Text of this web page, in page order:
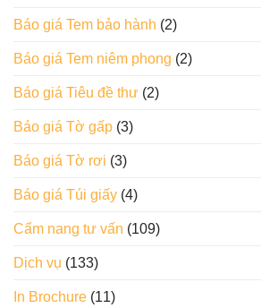
Báo giá Tem bảo hành (2)
Báo giá Tem niêm phong (2)
Báo giá Tiêu đề thư (2)
Báo giá Tờ gấp (3)
Báo giá Tờ rơi (3)
Báo giá Túi giấy (4)
Cẩm nang tư vấn (109)
Dịch vụ (133)
In Brochure (11)